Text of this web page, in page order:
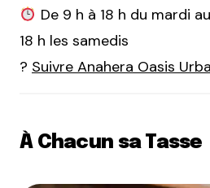
De 9 h à 18 h du mardi
18 h les samedis
? Suivre Anahera Oasis
À Chacun sa Tasse